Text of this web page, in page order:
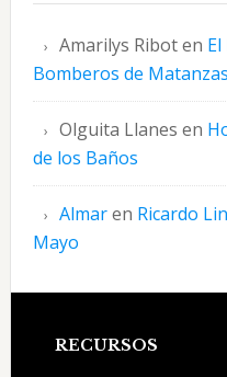
Amarilys Riboten
Bomberos de
Olguita Llanes en
de los Baños
Almaren Ricardo
Mayo
Footer
RECURSOS